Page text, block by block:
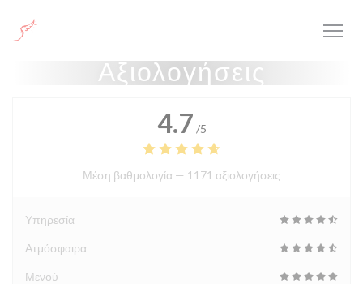
Αξιολογήσεις
4.7 /5
Μέση βαθμολογία — 1171 αξιολογήσεις
Υπηρεσία
Ατμόσφαιρα
Μενού